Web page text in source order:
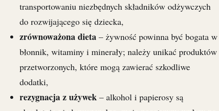
transportowaniu niezbędnych składników odżywczych
do rozwijającego się dziecka,
zrównoważona dieta – żywność powinna być bogata w
błonnik, witaminy i minerały; należy unikać produktów
przetworzonych, które mogą zawierać szkodliwe
dodatki,
rezygnacja z używek – alkohol i papierosy są